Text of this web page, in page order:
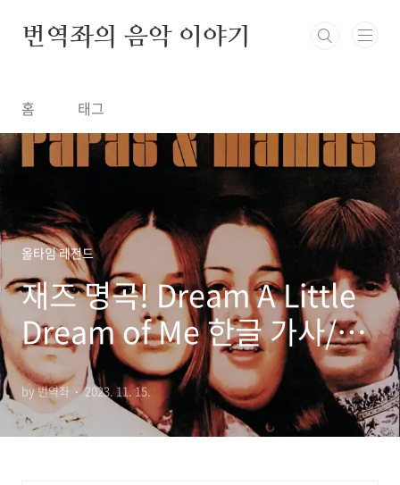
번역좌의 음악 이야기
홈 태그
올타임 레전드
재즈 명곡! Dream A Little
Dream of Me 한글 가사/해
석/뜻
by 번역좌 2023. 11. 15.